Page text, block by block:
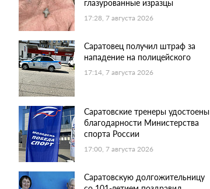
глазурованные изразцы
17:28, 7 августа 2026
Саратовец получил штраф за
нападение на полицейского
17:14, 7 августа 2026
Саратовские тренеры удостоены
благодарности Министерства
спорта России
17:00, 7 августа 2026
Саратовскую долгожительницу